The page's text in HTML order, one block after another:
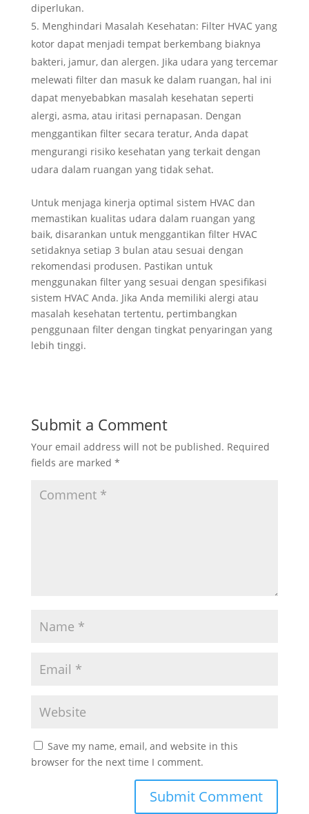
diperlukan.
Menghindari Masalah Kesehatan: Filter HVAC yang
kotor dapat menjadi tempat berkembang biaknya
bakteri, jamur, dan alergen. Jika udara yang tercemar
melewati filter dan masuk ke dalam ruangan, hal ini
dapat menyebabkan masalah kesehatan seperti
alergi, asma, atau iritasi pernapasan. Dengan
menggantikan filter secara teratur, Anda dapat
mengurangi risiko kesehatan yang terkait dengan
udara dalam ruangan yang tidak sehat.
Untuk menjaga kinerja optimal sistem HVAC dan
memastikan kualitas udara dalam ruangan yang
baik, disarankan untuk menggantikan filter HVAC
setidaknya setiap 3 bulan atau sesuai dengan
rekomendasi produsen. Pastikan untuk
menggunakan filter yang sesuai dengan spesifikasi
sistem HVAC Anda. Jika Anda memiliki alergi atau
masalah kesehatan tertentu, pertimbangkan
penggunaan filter dengan tingkat penyaringan yang
lebih tinggi.
Submit a Comment
Your email address will not be published. Required
fields are marked *
Save my name, email, and website in this
browser for the next time I comment.